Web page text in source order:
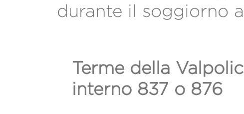
durante il soggiorno
Terme della
interno 837 o 876